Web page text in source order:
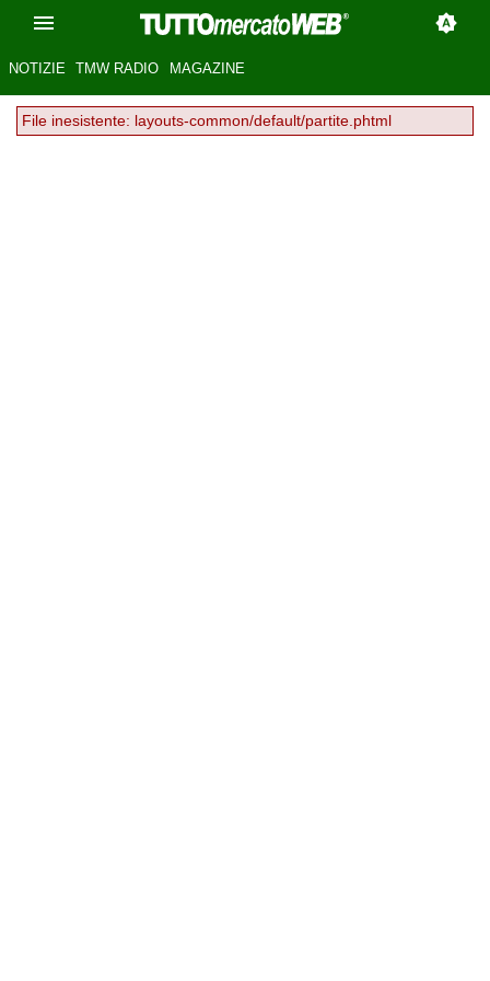
NOTIZIE TMW RADIO MAGAZINE
File inesistente: layouts-common/default/partite.phtml